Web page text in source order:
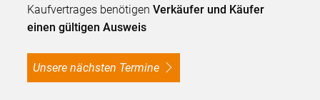
Kaufvertrages benötigenVerkäufer und Käufer
einen gültigen Ausweis
Unsere nächsten Termine